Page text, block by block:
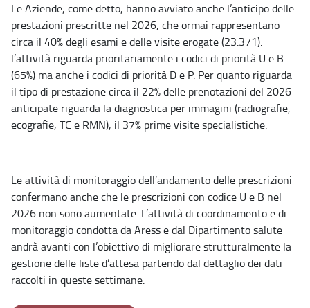
Le Aziende, come detto, hanno avviato anche l’anticipo delle
prestazioni prescritte nel 2026, che ormai rappresentano
circa il 40% degli esami e delle visite erogate (23.371):
l’attività riguarda prioritariamente i codici di priorità U e B
(65%) ma anche i codici di priorità D e P. Per quanto riguarda
il tipo di prestazione circa il 22% delle prenotazioni del 2026
anticipate riguarda la diagnostica per immagini (radiografie,
ecografie, TC e RMN), il 37% prime visite specialistiche.
Le attività di monitoraggio dell’andamento delle prescrizioni
confermano anche che le prescrizioni con codice U e B nel
2026 non sono aumentate. L’attività di coordinamento e di
monitoraggio condotta da Aress e dal Dipartimento salute
andrà avanti con l’obiettivo di migliorare strutturalmente la
gestione delle liste d’attesa partendo dal dettaglio dei dati
raccolti in queste settimane.